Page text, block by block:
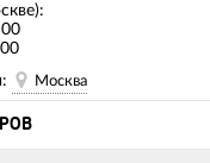
Москва